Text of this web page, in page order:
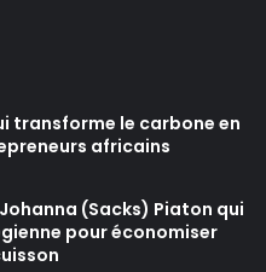
transforme le carbone en
africains
(Sacks) Piaton qui
pour économiser